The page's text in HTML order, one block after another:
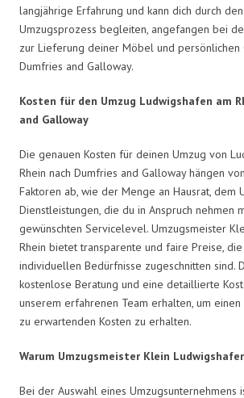
langjährige Erfahrung und kann dich durch
Umzugsprozess begleiten, angefangen bei
zur Lieferung deiner Möbel und persönlichen
Dumfries and Galloway.
Kosten für den Umzug Ludwigshafen am
and Galloway
Die genauen Kosten für deinen Umzug von
Rhein nach Dumfries and Galloway hängen
Faktoren ab, wie der Menge an Hausrat, dem
Dienstleistungen, die du in Anspruch nehmen
gewünschten Servicelevel. Umzugsmeister
Rhein bietet transparente und faire Preise,
individuellen Bedürfnisse zugeschnitten sind.
kostenlose Beratung und eine detaillierte
unserem erfahrenen Team erhalten, um
zu erwartenden Kosten zu erhalten.
Warum Umzugsmeister Klein
Bei der Auswahl eines Umzugsunternehmens